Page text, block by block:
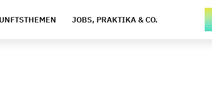
JOBS, PRAKTIKA & CO.